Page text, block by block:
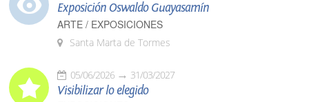
Exposición Oswaldo Guayasamín
ARTE / EXPOSICIONES
Santa Marta de Tormes
05/06/2026 31/03/2027
Visibilizar lo elegido